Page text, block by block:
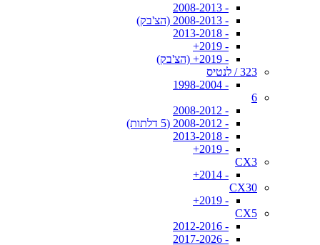
- 2008-2013
- 2008-2013 (הצ'בק)
- 2013-2018
- 2019+
- 2019+ (הצ'בק)
323 / לנטיס
- 1998-2004
6
- 2008-2012
- 2008-2012 (5 דלתות)
- 2013-2018
- 2019+
CX3
- 2014+
CX30
- 2019+
CX5
- 2012-2016
- 2017-2026